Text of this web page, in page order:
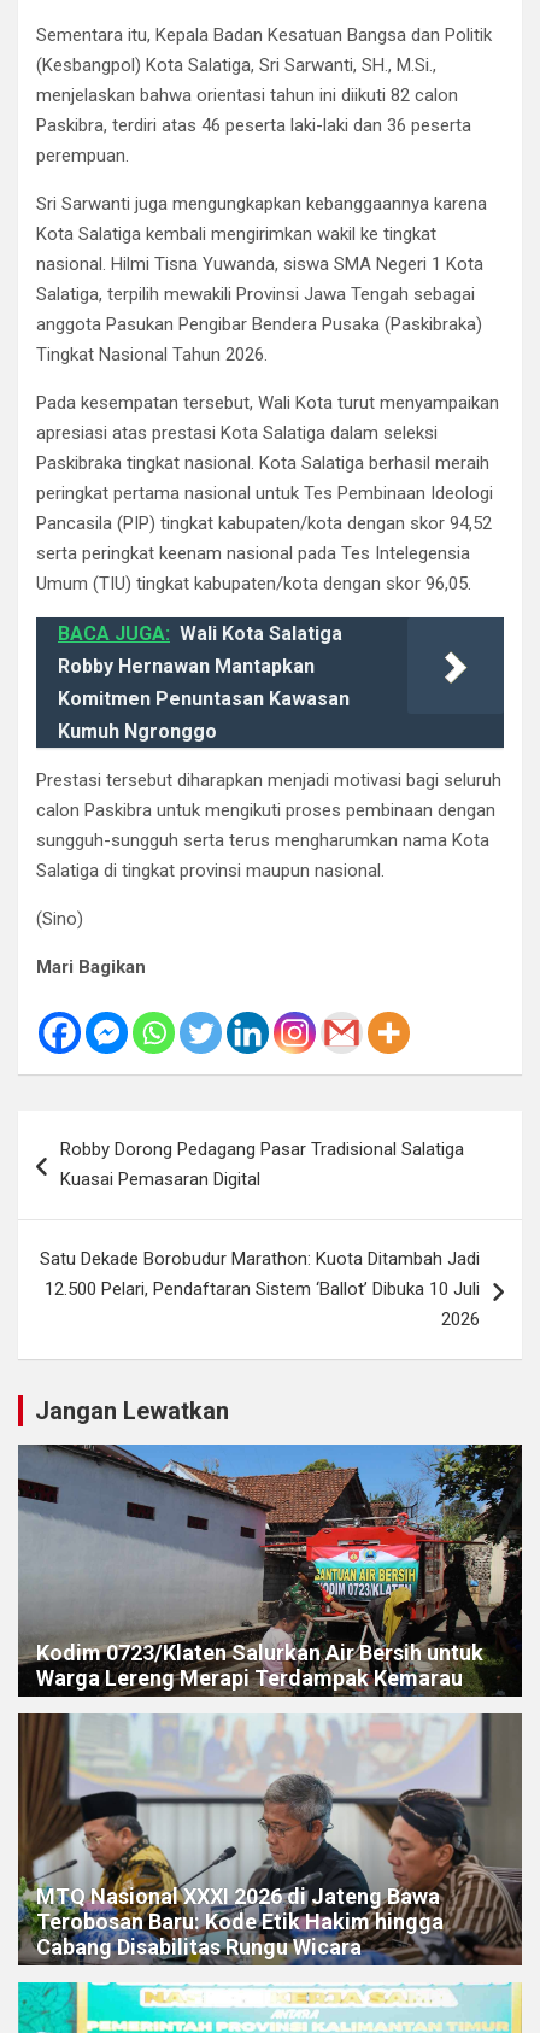
Sementara itu, Kepala Badan Kesatuan Bangsa dan Politik
(Kesbangpol) Kota Salatiga, Sri Sarwanti, SH., M.Si.,
menjelaskan bahwa orientasi tahun ini diikuti 82 calon
Paskibra, terdiri atas 46 peserta laki-laki dan 36 peserta
perempuan.
Sri Sarwanti juga mengungkapkan kebanggaannya karena
Kota Salatiga kembali mengirimkan wakil ke tingkat
nasional. Hilmi Tisna Yuwanda, siswa SMA Negeri 1 Kota
Salatiga, terpilih mewakili Provinsi Jawa Tengah sebagai
anggota Pasukan Pengibar Bendera Pusaka (Paskibraka)
Tingkat Nasional Tahun 2026.
Pada kesempatan tersebut, Wali Kota turut menyampaikan
apresiasi atas prestasi Kota Salatiga dalam seleksi
Paskibraka tingkat nasional. Kota Salatiga berhasil meraih
peringkat pertama nasional untuk Tes Pembinaan Ideologi
Pancasila (PIP) tingkat kabupaten/kota dengan skor 94,52
serta peringkat keenam nasional pada Tes Intelegensia
Umum (TIU) tingkat kabupaten/kota dengan skor 96,05.
BACA JUGA: Wali Kota Salatiga
Robby Hernawan Mantapkan
Komitmen Penuntasan Kawasan
Kumuh Ngronggo
Prestasi tersebut diharapkan menjadi motivasi bagi seluruh
calon Paskibra untuk mengikuti proses pembinaan dengan
sungguh-sungguh serta terus mengharumkan nama Kota
Salatiga di tingkat provinsi maupun nasional.
(Sino)
Mari Bagikan
posRobby Dorong Pedagang Pasar Tradisional Salatiga
Kuasai Pemasaran Digital
Satu Dekade Borobudur Marathon: Kuota Ditambah Jadi
12.500 Pelari, Pendaftaran Sistem ‘Ballot’ Dibuka 10 Juli
2026
Jangan Lewatkan
Kodim 0723/Klaten Salurkan Air Bersih untuk
Warga Lereng Merapi Terdampak Kemarau
MTQ Nasional XXXI 2026 di Jateng Bawa
Terobosan Baru: Kode Etik Hakim hingga
Cabang Disabilitas Rungu Wicara